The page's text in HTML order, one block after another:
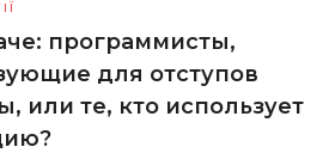
программисты,
для отступов
или те, кто использует